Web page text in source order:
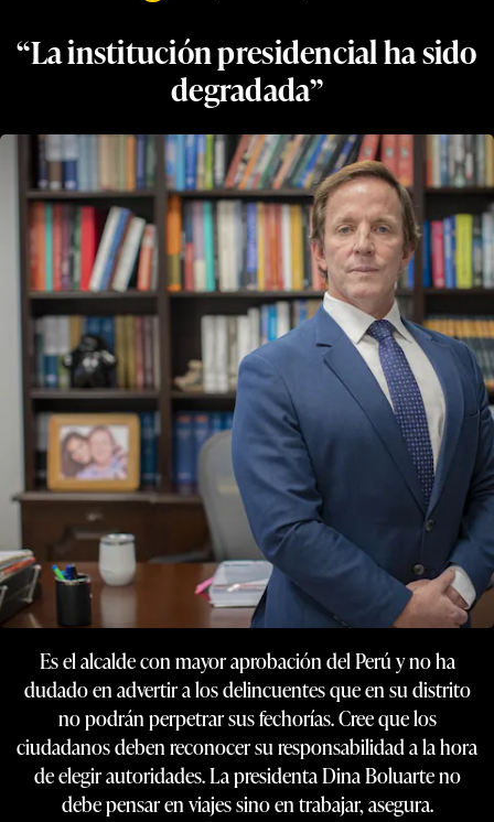
“La institución presidencial ha sido
degradada”
Es el alcalde con mayor aprobación del Perú y no ha
dudado en advertir a los delincuentes que en su distrito
no podrán perpetrar sus fechorías. Cree que los
ciudadanos deben reconocer su responsabilidad a la hora
de elegir autoridades. La presidenta Dina Boluarte no
debe pensar en viajes sino en trabajar, asegura.